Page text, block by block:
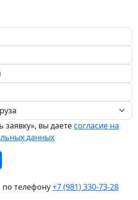
вы даетесогласие на
данных
телефону+7 (981) 330-73-28